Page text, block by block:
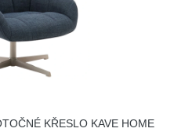
KŘESLO KAVE HOME